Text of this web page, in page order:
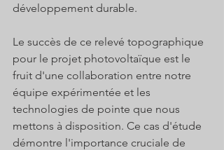
développement durable.
Le succès de ce relevé topographique
pour le projet photovoltaïque est le
fruit d'une collaboration entre notre
équipe expérimentée et les
technologies de pointe que nous
mettons à disposition. Ce cas d'étude
démontre l'importance cruciale de